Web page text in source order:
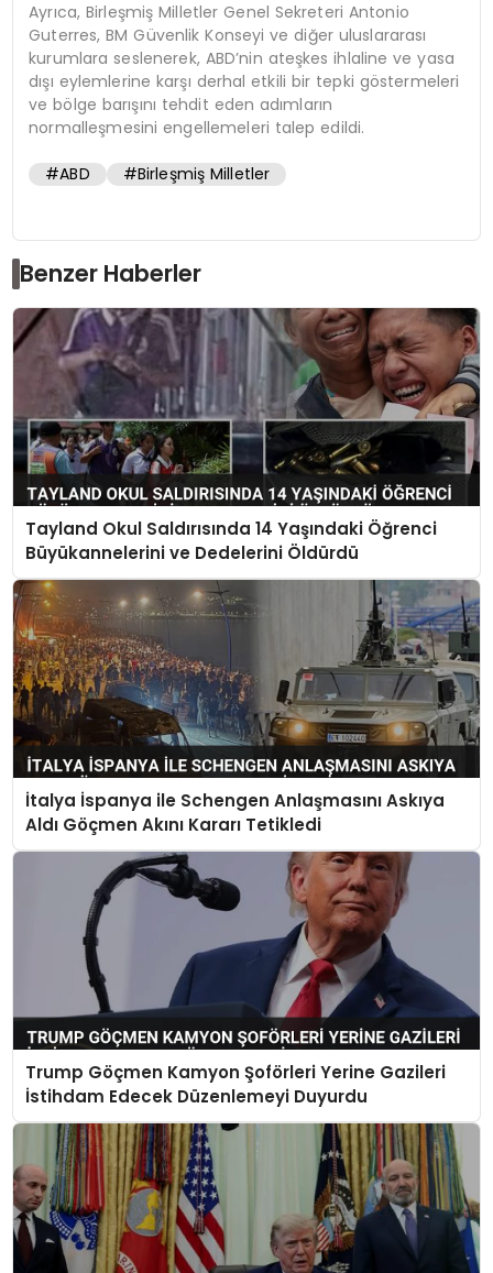
Ayrıca, Birleşmiş Milletler Genel Sekreteri Antonio
Guterres, BM Güvenlik Konseyi ve diğer uluslararası
kurumlara seslenerek, ABD’nin ateşkes ihlaline ve yasa
dışı eylemlerine karşı derhal etkili bir tepki göstermeleri
ve bölge barışını tehdit eden adımların
normalleşmesini engellemeleri talep edildi.
#ABD #Birleşmiş Milletler
Benzer Haberler
Tayland Okul Saldırısında 14 Yaşındaki Öğrenci
Büyükannelerini ve Dedelerini Öldürdü
İtalya İspanya ile Schengen Anlaşmasını Askıya
Aldı Göçmen Akını Kararı Tetikledi
Trump Göçmen Kamyon Şoförleri Yerine Gazileri
İstihdam Edecek Düzenlemeyi Duyurdu